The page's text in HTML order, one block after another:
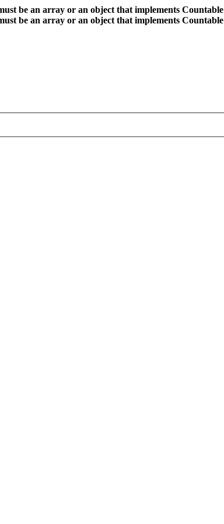
be an array or an object that implements Countable
be an array or an object that implements Countable